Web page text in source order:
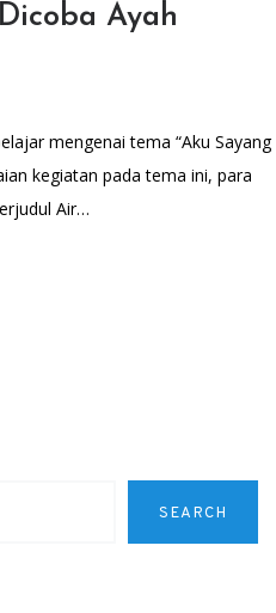
Ayah
mengenai tema “Aku Sayang
kegiatan pada tema ini, para
Air…
SEARCH